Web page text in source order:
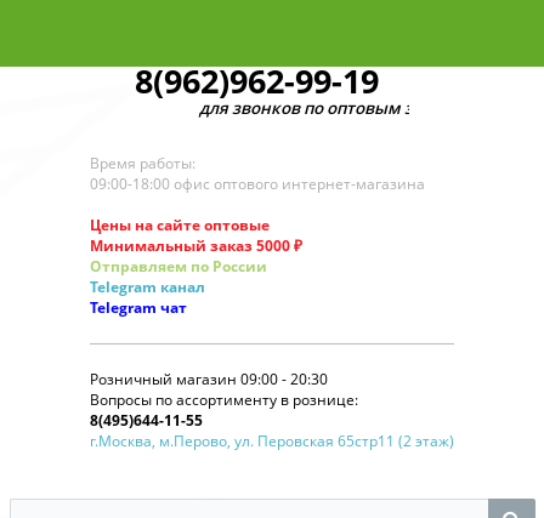
8(962)962-99-19
для звонков по оптовым заказам
Время работы:
09:00-18:00 офис оптового интернет-магазина
Цены на сайте оптовые
Минимальный заказ 5000 ₽
Отправляем по России
Telegram канал
Telegram чат
Розничный магазин 09:00 - 20:30
Вопросы по ассортименту в рознице:
8(495)644-11-55
г.Москва, м.Перово, ул. Перовская 65стр11 (2 этаж)